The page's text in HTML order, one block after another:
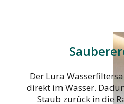
Der Lura
direkt im Wasser.
Staub zurück in die